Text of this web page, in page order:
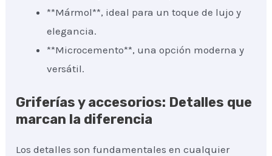
**Mármol**, ideal para un toque de lujo y
elegancia.
**Microcemento**, una opción moderna y
versátil.
Griferías y accesorios: Detalles que
marcan la diferencia
Los detalles son fundamentales en cualquier